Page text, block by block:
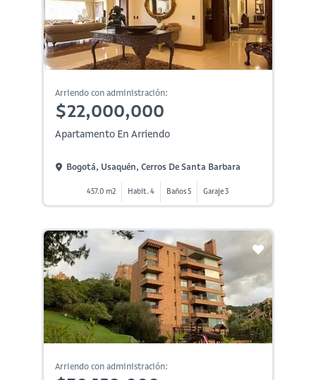
Arriendo con administración:
$22,000,000
Apartamento En Arriendo
Bogotá, Usaquén, Cerros De Santa Barbara
457.0 m2 Habit. 4 Baños 5 Garaje 3
Arriendo con administración: